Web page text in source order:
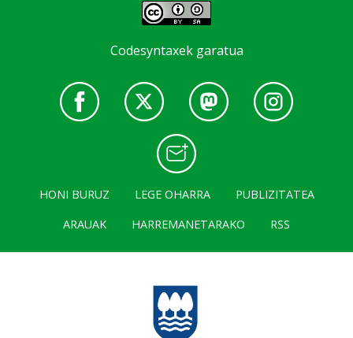
Codesyntaxek garatua
HONI BURUZ LEGE OHARRA
PUBLIZITATEA
ARAUAK
HARREMANETARAKO RSS